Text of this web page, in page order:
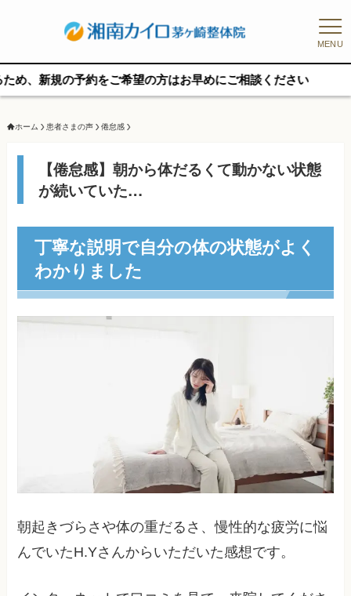
MENU
の予約をご希望の方はお早めにご相談ください
ホーム 患者さまの声 倦怠感
【倦怠感】朝から体だるくて動かない状態
が続いていた…
丁寧な説明で自分の体の状態がよく
わかりました
朝起きづらさや体の重だるさ、慢性的な疲労に悩
んでいたH.Yさんからいただいた感想です。